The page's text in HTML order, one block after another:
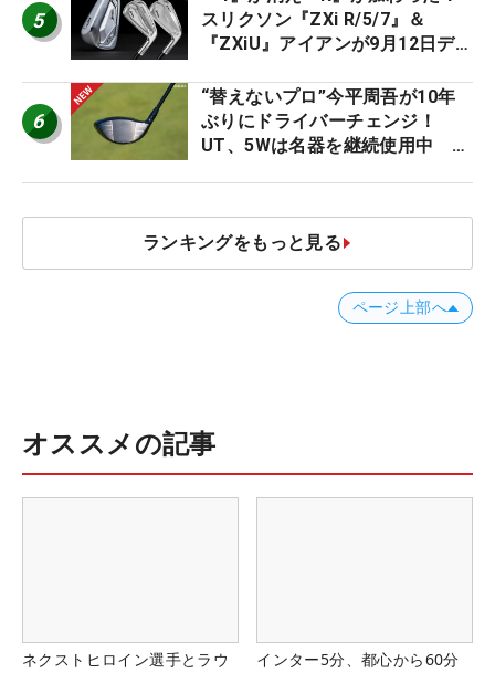
5
スリクソン『ZXi R/5/7』＆
『ZXiU』アイアンが9月12日デ
6
“替えないプロ”今平周吾が10年
ぶりにドライバーチェンジ！
UT、5Wは名器を継続使用中 #
ランキングをもっと見る
ページ上部へ
オススメの記事
ネクストヒロイン選手とラウ
インター5分、都心から60分